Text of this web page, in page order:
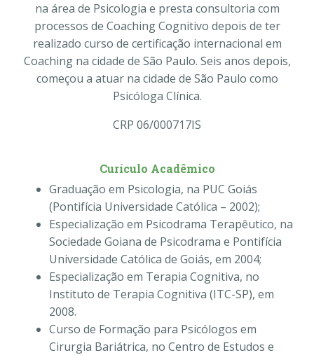
na área de Psicologia e presta consultoria com
processos de Coaching Cognitivo depois de ter
realizado curso de certificação internacional em
Coaching na cidade de São Paulo. Seis anos depois,
começou a atuar na cidade de São Paulo como
Psicóloga Clínica.
CRP 06/000717IS
Curículo Acadêmico
Graduação em Psicologia, na PUC Goiás
(Pontifícia Universidade Católica – 2002);
Especialização em Psicodrama Terapêutico, na
Sociedade Goiana de Psicodrama e Pontifícia
Universidade Católica de Goiás, em 2004;
Especialização em Terapia Cognitiva, no
Instituto de Terapia Cognitiva (ITC-SP), em
2008.
Curso de Formação para Psicólogos em
Cirurgia Bariátrica, no Centro de Estudos e